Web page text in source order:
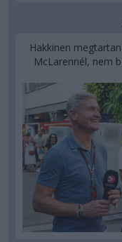
Hakkinen
McLarennél, nem